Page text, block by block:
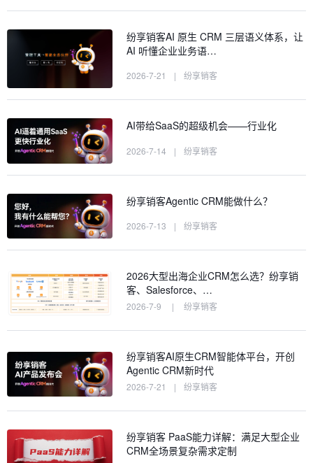
纷享销客AI 原生 CRM 三层语义体系，让
AI 听懂企业业务语…
2026-7-21 | 纷享销客
AI带给SaaS的超级机会——行业化
2026-7-14 | 纷享销客
纷享销客Agentic CRM能做什么？
2026-7-13 | 纷享销客
2026大型出海企业CRM怎么选？纷享销
客、Salesforce、…
2026-7-9 | 纷享销客
纷享销客AI原生CRM智能体平台，开创
Agentic CRM新时代
2026-7-21 | 纷享销客
纷享销客 PaaS能力详解：满足大型企业
CRM全场景复杂需求定制